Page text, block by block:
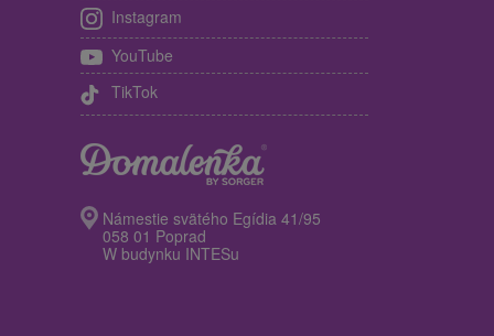
Instagram
YouTube
TikTok
Námestie svätého Egídia 41/95
058 01 Poprad
W budynku INTESu